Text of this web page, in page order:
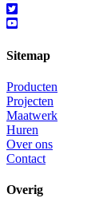
Sitemap
Producten
Projecten
Maatwerk
Huren
Over ons
Contact
Overig